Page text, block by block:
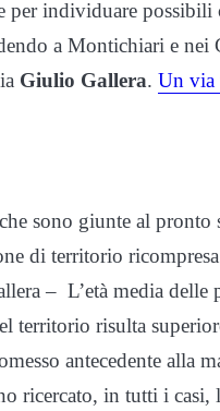
per individuare
a Montichiari e nei
Giulio Gallera. Un via
sono giunte al
di territorio
– L’età media delle
territorio risulta
antecedente alla
ricercato, in tutti i